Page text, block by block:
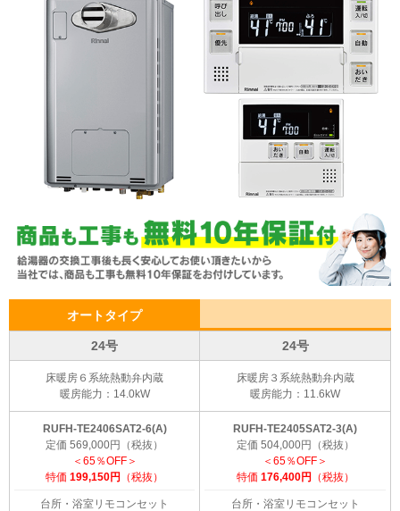
オートタイプ
24号 24号
床暖房６系統熱動弁内蔵
暖房能力：14.0kW
床暖房３系統熱動弁内蔵
暖房能力：11.6kW
RUFH-TE2406SAT2-6(A)
定価 569,000円（税抜）
＜65％OFF＞
特価 199,150円 （税抜）
台所・浴室リモコンセット
RUFH-TE2405SAT2-3(A)
定価 504,000円（税抜）
＜65％OFF＞
特価 176,400円 （税抜）
台所・浴室リモコンセット